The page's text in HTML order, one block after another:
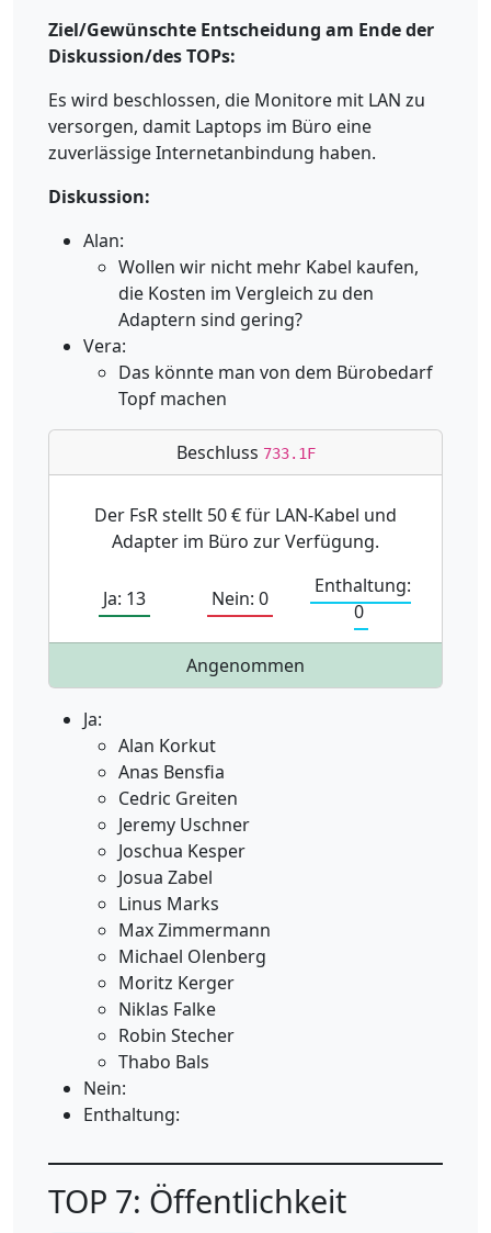
Ziel/Gewünschte Entscheidung am Ende der
Diskussion/des TOPs:
Es wird beschlossen, die Monitore mit LAN zu
versorgen, damit Laptops im Büro eine
zuverlässige Internetanbindung haben.
Diskussion:
Alan:
Wollen wir nicht mehr Kabel kaufen,
die Kosten im Vergleich zu den
Adaptern sind gering?
Vera:
Das könnte man von dem Bürobedarf
Topf machen
Beschluss 733.1F
Der FsR stellt 50 € für LAN-Kabel und
Adapter im Büro zur Verfügung.
Ja: 13 Nein: 0
Enthaltung:
0
Angenommen
Ja:
Alan Korkut
Anas Bensfia
Cedric Greiten
Jeremy Uschner
Joschua Kesper
Josua Zabel
Linus Marks
Max Zimmermann
Michael Olenberg
Moritz Kerger
Niklas Falke
Robin Stecher
Thabo Bals
Nein:
Enthaltung:
TOP 7: Öffentlichkeit